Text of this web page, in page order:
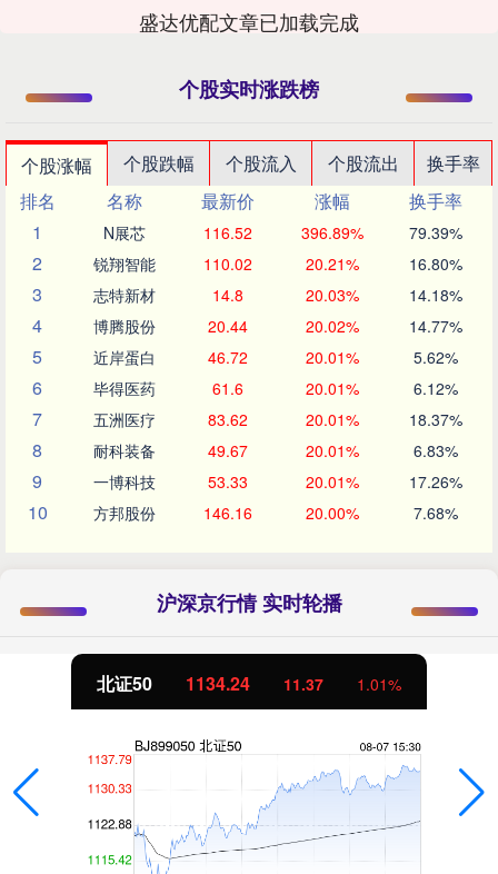
盛达优配文章已加载完成
个股实时涨跌榜
个股涨幅 个股跌幅 个股流入 个股流出
换手率
排名
名称 最新价 涨幅
换手率
1
N展芯 116.52 396.89% 79.39%
2 锐翔智能 110.02 20.21% 16.80%
3 志特新材 14.8 20.03% 14.18%
4 博腾股份 20.44 20.02% 14.77%
5 近岸蛋白 46.72 20.01% 5.62%
6 毕得医药 61.6 20.01% 6.12%
7 五洲医疗 83.62 20.01% 18.37%
8 耐科装备 49.67 20.01% 6.83%
9 一博科技 53.33 20.01% 17.26%
10 方邦股份 146.16 20.00% 7.68%
沪深京行情 实时轮播
北证50 1134.24 11.37 1.01%